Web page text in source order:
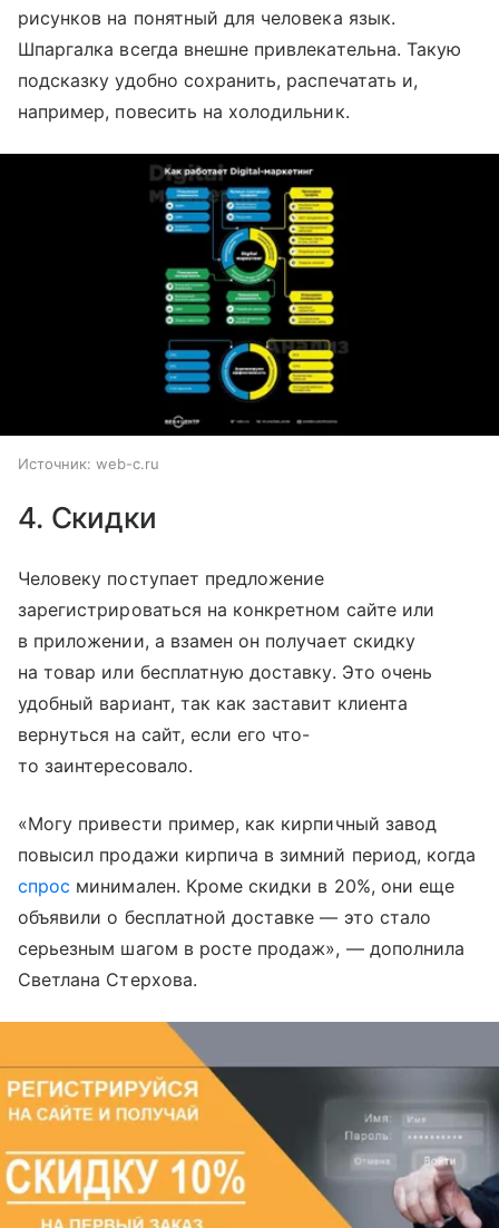
рисунков на понятный для человека язык.
Шпаргалка всегда внешне привлекательна. Такую
подсказку удобно сохранить, распечатать и,
например, повесить на холодильник.
Источник: web-c.ru
4. Скидки
Человеку поступает предложение
зарегистрироваться на конкретном сайте или
в приложении, а взамен он получает скидку
на товар или бесплатную доставку. Это очень
удобный вариант, так как заставит клиента
вернуться на сайт, если его что-
то заинтересовало.
«Могу привести пример, как кирпичный завод
повысил продажи кирпича в зимний период, когда
спрос минимален. Кроме скидки в 20%, они еще
объявили о бесплатной доставке — это стало
серьезным шагом в росте продаж», — дополнила
Светлана Стерхова.